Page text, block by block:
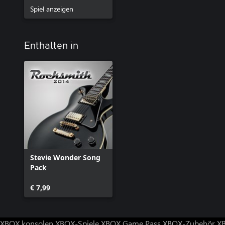
Spiel anzeigen
Enthalten in
Stevie Wonder Song
Pack
€ 7,99